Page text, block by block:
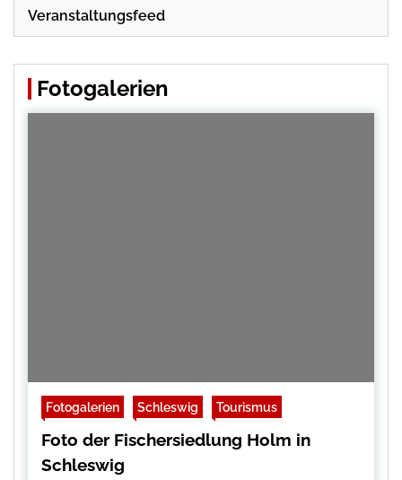
Veranstaltungsfeed
Fotogalerien
Fotogalerien Schleswig Tourismus
Foto der Fischersiedlung Holm in
Schleswig